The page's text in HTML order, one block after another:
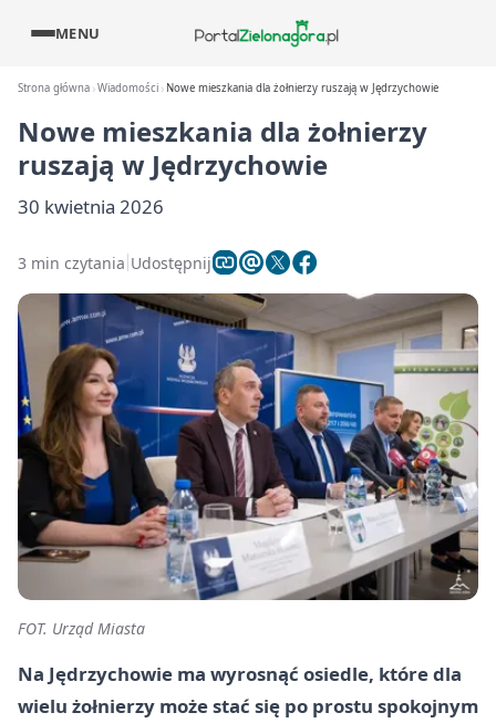
MENU
Strona główna Wiadomości Nowe mieszkania dla żołnierzy ruszają w Jędrzychowie
Nowe mieszkania dla żołnierzy
ruszają w Jędrzychowie
30 kwietnia 2026
3 min czytania Udostępnij
FOT. Urząd Miasta
Na Jędrzychowie ma wyrosnąć osiedle, które dla
wielu żołnierzy może stać się po prostu spokojnym